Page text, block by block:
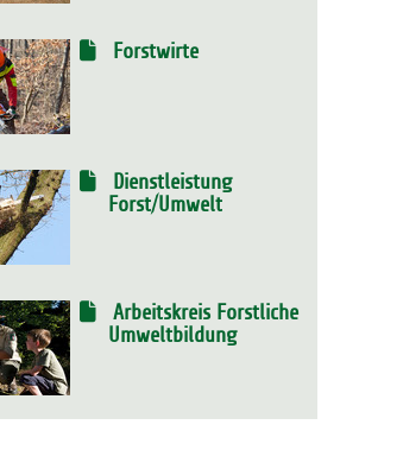
Forstwirte
Dienstleistung
Forst/Umwelt
Arbeitskreis Forstliche
Umweltbildung